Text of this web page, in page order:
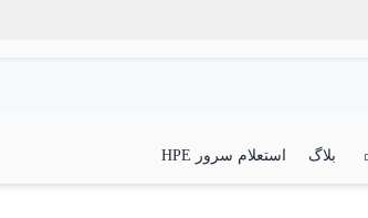
بلاگ استعلام سرور HPE